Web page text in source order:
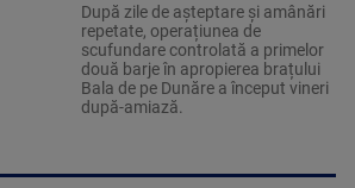
După zile de așteptare și amânări
repetate, operațiunea de
scufundare controlată a primelor
două barje în apropierea brațului
Bala de pe Dunăre a început vineri
după-amiază.